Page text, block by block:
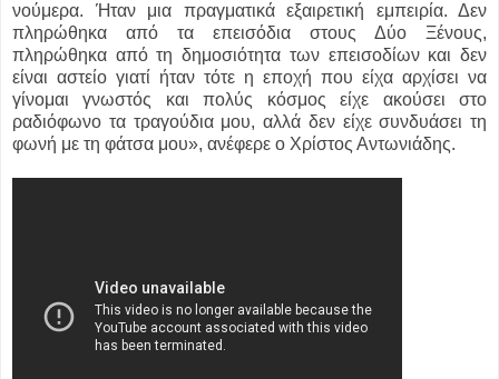
νούμερα. Ήταν μια πραγματικά εξαιρετική εμπειρία. Δεν
πληρώθηκα από τα επεισόδια στους Δύο Ξένους,
πληρώθηκα από τη δημοσιότητα των επεισοδίων και δεν
είναι αστείο γιατί ήταν τότε η εποχή που είχα αρχίσει να
γίνομαι γνωστός και πολύς κόσμος είχε ακούσει στο
ραδιόφωνο τα τραγούδια μου, αλλά δεν είχε συνδυάσει τη
φωνή με τη φάτσα μου», ανέφερε ο Χρίστος Αντωνιάδης.